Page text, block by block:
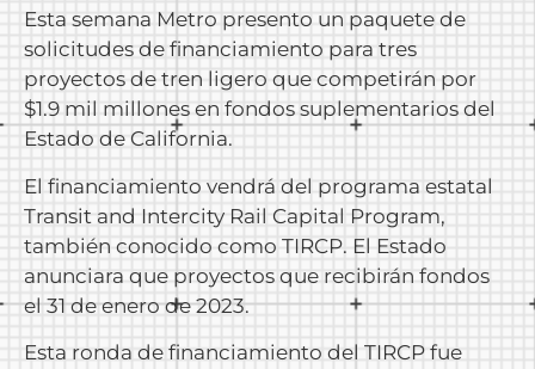
Esta semana Metro presento un paquete de
solicitudes de financiamiento para tres
proyectos de tren ligero que competirán por
$1.9 mil millones en fondos suplementarios del
Estado de California.
El financiamiento vendrá del programa estatal
Transit and Intercity Rail Capital Program,
también conocido como TIRCP. El Estado
anunciara que proyectos que recibirán fondos
el 31 de enero de 2023.
Esta ronda de financiamiento del TIRCP fue